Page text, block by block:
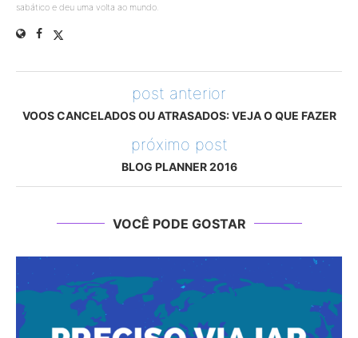
sabático e deu uma volta ao mundo.
post anterior
VOOS CANCELADOS OU ATRASADOS: VEJA O QUE FAZER
próximo post
BLOG PLANNER 2016
VOCÊ PODE GOSTAR